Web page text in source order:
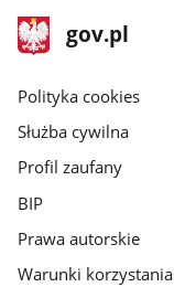
stopka
gov.pl
Strona
gov.pl
gov.pl
Polityka cookies
Służba cywilna
Profil zaufany
BIP
Prawa autorskie
Warunki korzystania